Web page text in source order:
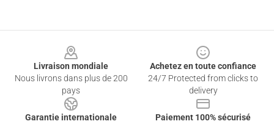
Livraison mondiale
Nous livrons dans plus de 200
pays
Achetez en toute confiance
24/7 Protected from clicks to
delivery
Garantie internationale
Paiement 100% sécurisé